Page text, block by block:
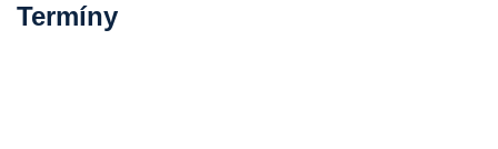
Termíny